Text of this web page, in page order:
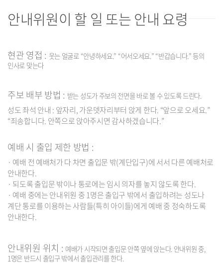
안내위원이 할 일 또는 안내 요령
현관 영접 : 웃는 얼굴로 “안녕하세요.” “어서오세요.” “반갑습니다.” 등의
인사로 맞는다
주보 배부 방법 : 받는 성도가 주보의 전면을 바로 볼 수 있도록 드린다.
성도 좌석 안내 : 앞자리, 가운뎃자리부터 앉게 한다. “앞으로 오세요.”
“죄송합니다. 안쪽으로 앉아주시면 감사하겠습니다.”
예배 시 출입 제한 방법 :
· 예배 전 예배처가 다 차면 출입문 밖(계단입구)에 서서 다른 예배처로
안내한다.
· 되도록 출입문 밖이나 통로에는 임시 의자를 놓지 않도록 한다.
· 예배 중에는 안내위원 중 1명은 출입구 밖에서 출입하려는 성도나
계단 통로를 이용하는 사람들(특히 아이들)에게 예배 중 정숙하도록
안내한다.
안내위원 위치 : 예배가 시작되면 출입문 안쪽 옆에 앉는다. 안내위원 중,
1명은 반드시 출입구 밖에서 출입관리를 한다.